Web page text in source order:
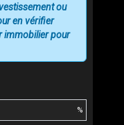
%
ou
en vérifier
immobilier pour